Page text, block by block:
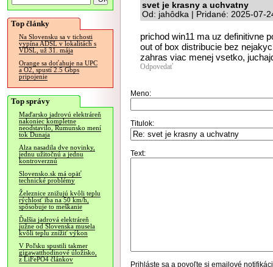
Top články
Na Slovensku sa v tichosti
vypína ADSL v lokalitách s
VDSL, už 31. mája
Orange sa doťahuje na UPC
a O2, spustí 2.5 Gbps
pripojenie
Top správy
Maďarsko jadrovú elektráreň
nakoniec kompletne
neodstavilo, Rumunsko mení
tok Dunaja
Alza nasadila dve novinky,
jednu užitočnú a jednu
kontroverznú
Slovensko.sk má opäť
technické problémy
Železnice znižujú kvôli teplu
rýchlosť iba na 50 km/h,
spôsobuje to meškanie
Ďalšia jadrová elektráreň
južne od Slovenska musela
kvôli teplu znížiť výkon
V Poľsku spustili takmer
gigawatthodinové úložisko,
z LiFePO4 článkov
svet je krasny a uchvatny
Od: jahôdka | Pridané: 2025-07-
prichod win11 ma uz definitivne
out of box distribucie bez
zahras viac menej vsetko,
Odpovedať
Meno:
Titulok:
Text:
Prihláste sa a povoľte si emailové